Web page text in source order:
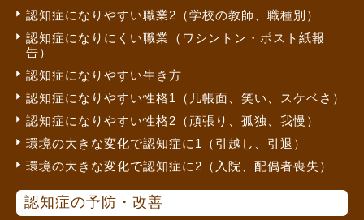
認知症になりやすい職業2（学校の教師、職種別）
認知症になりにくい職業（ワシントン・ポスト紙報
告）
認知症になりやすい生き方
認知症になりやすい性格1（几帳面、笑い、スケベさ）
認知症になりやすい性格2（頑張り、孤独、我慢）
環境の大きな変化で認知症に1（引越し、引退）
環境の大きな変化で認知症に2（入院、配偶者喪失）
認知症の予防・改善